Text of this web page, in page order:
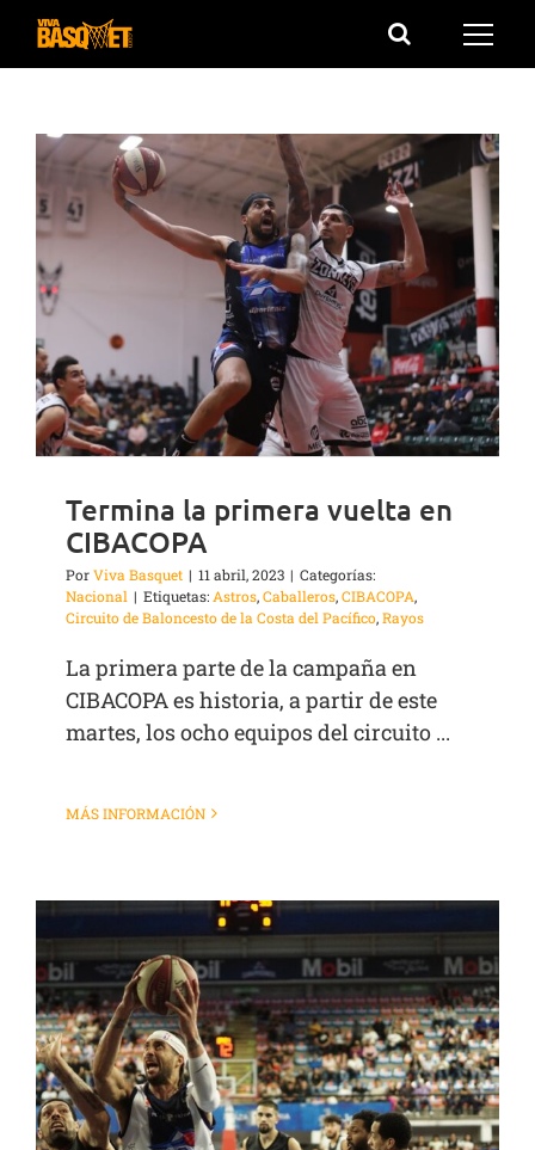
Saltar
Termina la primera vuelta en
CIBACOPA
PorViva Basquet | 11 abril, 2023 | Categorías:
Nacional | Etiquetas: Astros,Caballeros,CIBACOPA,
Circuito de Baloncesto de la Costa del Pacífico,Rayos
La primera parte de la campaña en
CIBACOPA es historia, a partir de este
martes, los ocho equipos del circuito ...
MÁS INFORMACIÓN